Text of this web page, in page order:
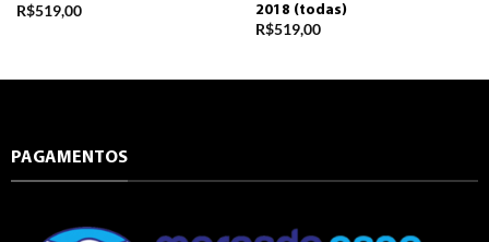
R$519,00
2018 (todas)
R$519,00
PAGAMENTOS